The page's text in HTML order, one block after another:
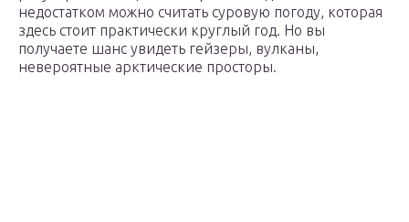
недостатком можно считать суровую погоду, которая
здесь стоит практически круглый год. Но вы
получаете шанс увидеть гейзеры, вулканы,
невероятные арктические просторы.